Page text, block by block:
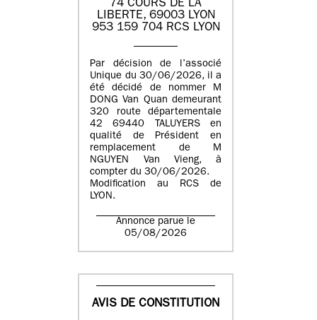
74 COURS DE LA
LIBERTE, 69003 LYON
953 159 704 RCS LYON
Par décision de l’associé
Unique du 30/06/2026, il a
été décidé de nommer M
DONG Van Quan demeurant
320 route départementale
42 69440 TALUYERS en
qualité de Président en
remplacement de M
NGUYEN Van Vieng, à
compter du 30/06/2026.
Modification au RCS de
LYON.
Annonce parue le
05/08/2026
AVIS DE CONSTITUTION